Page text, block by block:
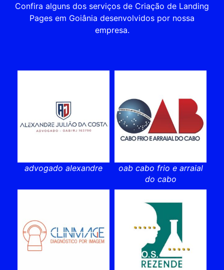
Confira alguns dos serviços de Criação de Landing
Pages em Goiânia desenvolvidos por nossa
empresa.
advogado alexandre
oab cabo frio e arraial
do cabo